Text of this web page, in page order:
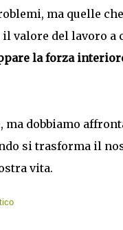
ma quelle
valore del lavoro a
la forza
ma dobbiamo
si trasforma il
vita.